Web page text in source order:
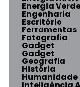
Energia Verde
Engenharia
Escritório
Ferramentas
Fotografia
Gadget
Gadget
Geografia
História
Humanidade
Inteligência